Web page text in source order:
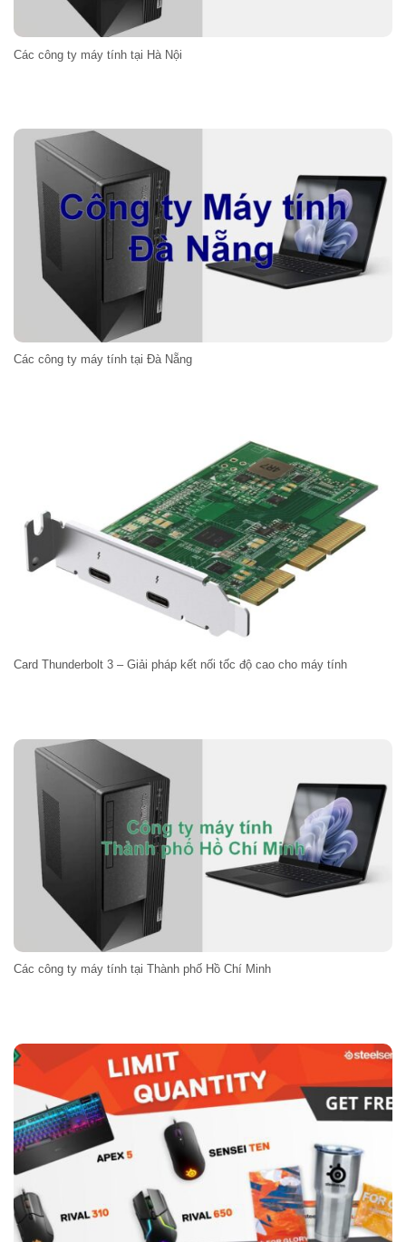
Các công ty máy tính tại Hà Nội
Các công ty máy tính tại Đà Nẵng
Card Thunderbolt 3 – Giải pháp kết nối tốc độ cao cho máy tính
Các công ty máy tính tại Thành phố Hồ Chí Minh